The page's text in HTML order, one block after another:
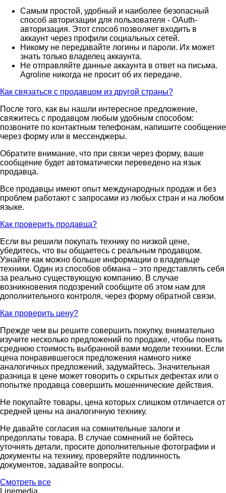
Самым простой, удобный и наиболее безопасный
способ авторизации для пользователя - OAuth-
авторизация. Этот способ позволяет входить в
аккаунт через профили социальных сетей.
Никому не передавайте логины и пароли. Их может
знать только владелец аккаунта.
Не отправляйте данные аккаунта в ответ на письма.
Agroline никогда не просит об их передаче.
Как связаться с продавцом из другой страны?
После того, как вы нашли интересное предложение,
свяжитесь с продавцом любым удобным способом:
позвоните по контактным телефонам, напишите сообщение
через форму или в мессенджеры.
Обратите внимание, что при связи через форму, ваше
сообщение будет автоматически переведено на язык
продавца.
Все продавцы имеют опыт международных продаж и без
проблем работают с запросами из любых стран и на любом
языке.
Как проверить продавца?
Если вы решили покупать технику по низкой цене,
убедитесь, что вы общаетесь с реальным продавцом.
Узнайте как можно больше информации о владельце
техники. Один из способов обмана – это представлять себя
за реально существующую компанию. В случае
возникновения подозрений сообщите об этом нам для
дополнительного контроля, через форму обратной связи.
Как проверить цену?
Прежде чем вы решите совершить покупку, внимательно
изучите несколько предложений по продаже, чтобы понять
среднюю стоимость выбранной вами модели техники. Если
цена понравившегося предложения намного ниже
аналогичных предложений, задумайтесь. Значительная
разница в цене может говорить о скрытых дефектах или о
попытке продавца совершить мошеннические действия.
Не покупайте товары, цена которых слишком отличается от
средней цены на аналогичную технику.
Не давайте согласия на сомнительные залоги и
предоплаты товара. В случае сомнений не бойтесь
уточнять детали, просите дополнительные фотографии и
документы на технику, проверяйте подлинность
документов, задавайте вопросы.
Смотреть все
Linemedia